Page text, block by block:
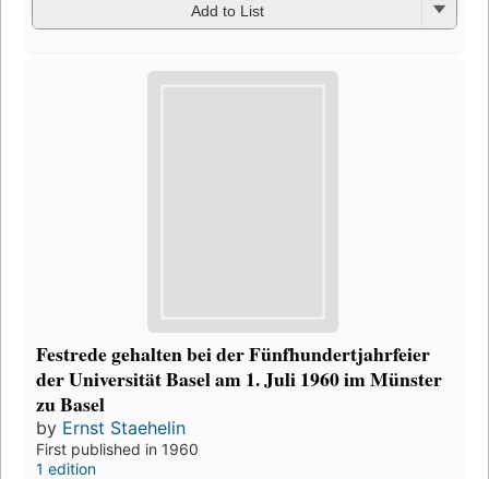
Add to List
Festrede gehalten bei der Fünfhundertjahrfeier
der Universität Basel am 1. Juli 1960 im Münster
zu Basel
by Ernst Staehelin
First published in 1960
1 edition